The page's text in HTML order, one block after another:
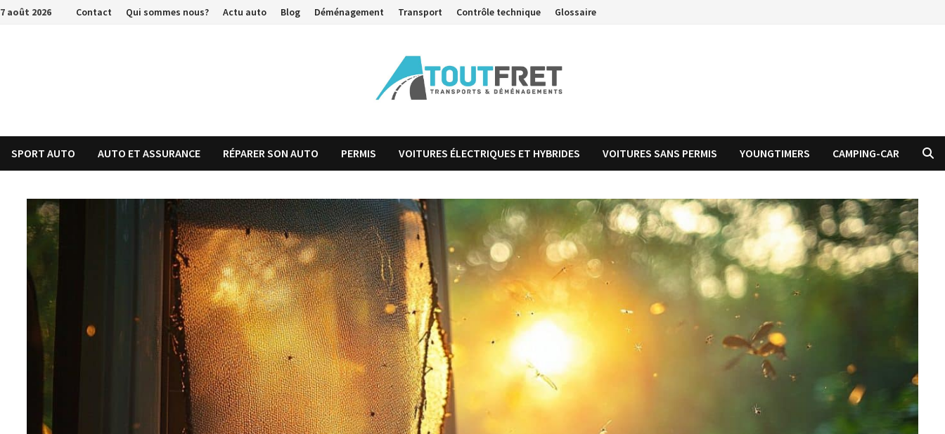
Passer
7 août 2026 Contact Qui sommes nous? Actu auto Blog Déménagement Transport Contrôle technique Glossaire
SPORT AUTO AUTO ET ASSURANCE RÉPARER SON AUTO PERMIS VOITURES ÉLECTRIQUES ET HYBRIDES VOITURES SANS PERMIS YOUNGTIMERS CAMPING-CAR